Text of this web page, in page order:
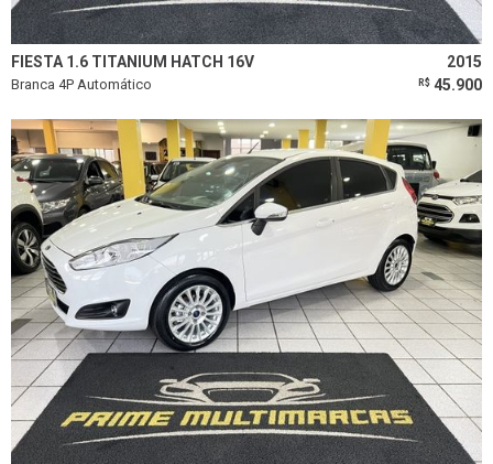
FIESTA 1.6 TITANIUM HATCH 16V 2015
Branca 4P Automático R$ 45.900